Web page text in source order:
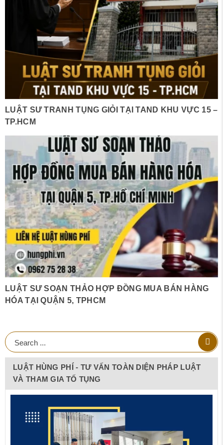
LUẬT SƯ TRANH TỤNG GIỎI TẠI TAND KHU VỰC 15 –
TP.HCM
LUẬT SƯ SOẠN THẢO HỢP ĐỒNG MUA BÁN HÀNG
HÓA TẠI QUẬN 5, TPHCM
LUẬT HÙNG PHÍ - TƯ VẤN TOÀN DIỆN PHÁP LUẬT
VÀ THAM GIA TỐ TỤNG